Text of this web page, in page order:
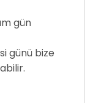
gün
günü bize